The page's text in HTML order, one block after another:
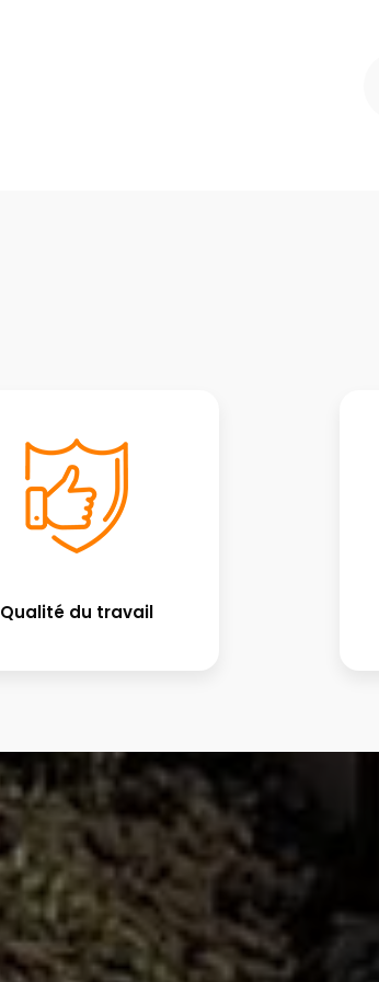
Qualité du travail